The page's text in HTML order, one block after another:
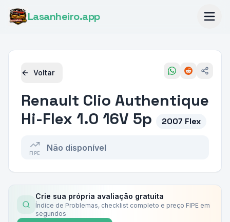
Lasanheiro.app
Voltar
Renault Clio Authentique
Hi-Flex 1.0 16V 5p
2007 Flex
FIPE
Não disponível
Crie sua própria avaliação gratuita
Índice de Problemas, checklist completo e preço FIPE em
segundos